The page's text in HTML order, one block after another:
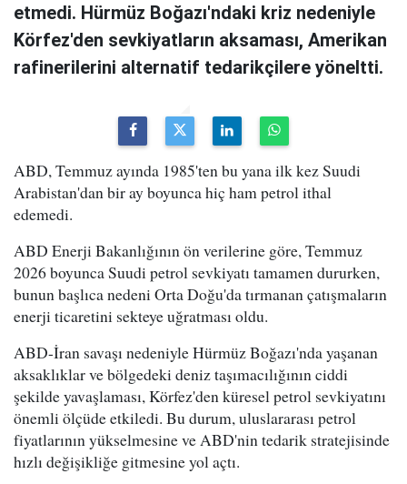
etmedi. Hürmüz Boğazı'ndaki kriz nedeniyle
Körfez'den sevkiyatların aksaması, Amerikan
rafinerilerini alternatif tedarikçilere yöneltti.
ABD, Temmuz ayında 1985'ten bu yana ilk kez Suudi
Arabistan'dan bir ay boyunca hiç ham petrol ithal
edemedi.
ABD Enerji Bakanlığının ön verilerine göre, Temmuz
2026 boyunca Suudi petrol sevkiyatı tamamen dururken,
bunun başlıca nedeni Orta Doğu'da tırmanan çatışmaların
enerji ticaretini sekteye uğratması oldu.
ABD-İran savaşı nedeniyle Hürmüz Boğazı'nda yaşanan
aksaklıklar ve bölgedeki deniz taşımacılığının ciddi
şekilde yavaşlaması, Körfez'den küresel petrol sevkiyatını
önemli ölçüde etkiledi. Bu durum, uluslararası petrol
fiyatlarının yükselmesine ve ABD'nin tedarik stratejisinde
hızlı değişikliğe gitmesine yol açtı.